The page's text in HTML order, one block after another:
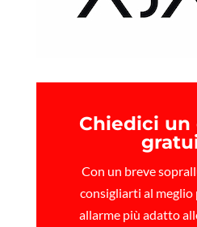
Chiedici
Con un breve
consigliarti al meglio
allarme più adatto